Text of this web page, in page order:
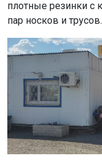
Придорожное кафе
С гигиеной в пути
раз в неделю. Они
ошмётки.
Также с собой
самообороны «Удар
вещи складывалось